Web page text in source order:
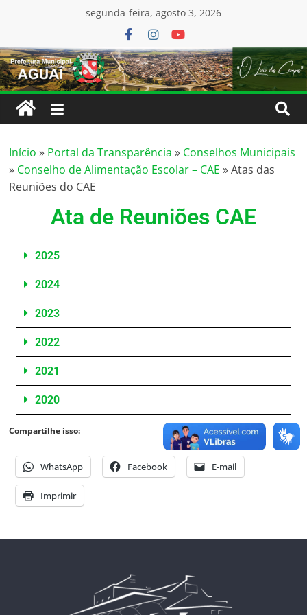
segunda-feira, agosto 3, 2026
Início » Portal da Transparência » Conselhos Municipais
» Conselho de Alimentação Escolar – CAE »Atas das
Reuniões do CAE
Ata de Reuniões CAE
2025
2024
2023
2022
2021
2020
Compartilhe isso:
WhatsApp Facebook E-mail
Imprimir